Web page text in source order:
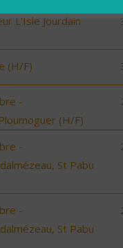
L'Isle Jourdain
(H/F)
-
(H/F)
-
St Pabu
-
St Pabu